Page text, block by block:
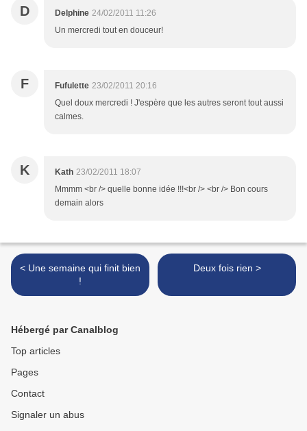
D Delphine 24/02/2011 11:26
Un mercredi tout en douceur!
F Fufulette 23/02/2011 20:16
Quel doux mercredi ! J'espère que les autres seront tout aussi
calmes.
K Kath 23/02/2011 18:07
Mmmm <br /> quelle bonne idée !!!<br /> <br /> Bon cours
demain alors
< Une semaine qui finit bien
!
Deux fois rien >
Hébergé par Canalblog
Top articles
Pages
Contact
Signaler un abus